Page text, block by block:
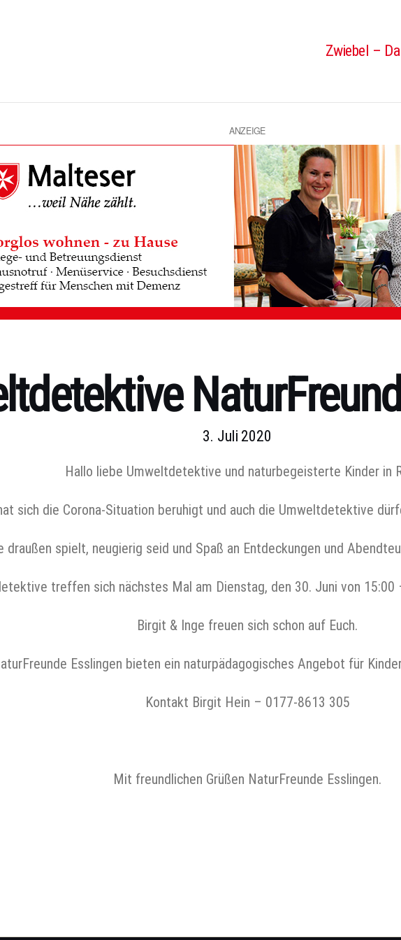
Zwiebel –
ANZEIGE
3. Juli 2020
Hallo liebe Umweltdetektive und naturbegeisterte Kinder in
sich die Corona-Situation beruhigt und auch die Umweltdetektive
draußen spielt, neugierig seid und Spaß an Entdeckungen und
treffen sich nächstes Mal am Dienstag, den 30. Juni von 15:00
Birgit & Inge freuen sich schon auf Euch.
Esslingen bieten ein naturpädagogisches Angebot für
Kontakt Birgit Hein – 0177-8613 305
Mit freundlichen Grüßen NaturFreunde Esslingen.